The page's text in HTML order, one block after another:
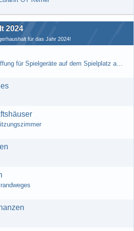
2024
für das Jahr 2024!
17. Ersatz-/Neubeschaffung für Spielgeräte auf dem Spielplatz am DGH